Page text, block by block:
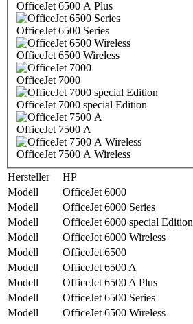
OfficeJet 6500 A Plus
OfficeJet 6500 Series
OfficeJet 6500 Wireless
OfficeJet 7000
OfficeJet 7000 special Edition
OfficeJet 7500 A
OfficeJet 7500 A Wireless
Hersteller
HP
Modell
OfficeJet 6000
Modell
OfficeJet 6000 Series
Modell
OfficeJet 6000 special Edition
Modell
OfficeJet 6000 Wireless
Modell
OfficeJet 6500
Modell
OfficeJet 6500 A
Modell
OfficeJet 6500 A Plus
Modell
OfficeJet 6500 Series
Modell
OfficeJet 6500 Wireless